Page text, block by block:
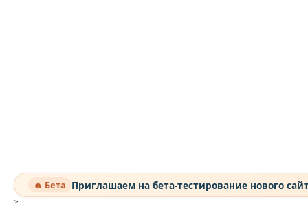
🔥 Бета Приглашаем на бета-тестирование нового
>